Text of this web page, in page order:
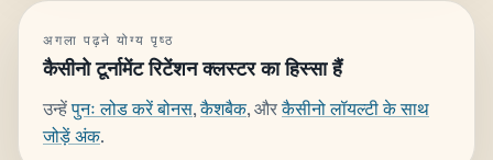
अगला पढ़ने योग्य पृष्ठ
कैसीनो टूर्नामेंट रिटेंशन क्लस्टर का हिस्सा हैं
उन्हेंपुनः लोड करें बोनस,कैशबैक, औरकैसीनो लॉयल्टी के साथ
जोड़ें अंक.